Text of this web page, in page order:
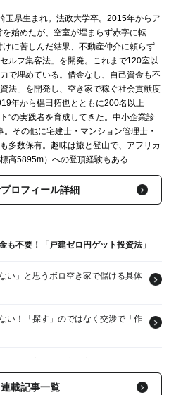
玉県生まれ。法政大学卒。2015年からア
を始めたが、空室が埋まらず赤字に転
けに苦しんだ結果、不動産仲介に頼らず
ルフ集客法」を開発。これまで120室以
で埋めている。借金なし、自己資金も不
法」を開発し、空き家で稼ぐ社会貢献度
年から椙田拓也とともに200名以上
”の実践者を育成してきた。中小企業診
その他に宅建士・マンション管理士・
多数保有。趣味は旅と登山で、アフリカ
高5895m）への登頂経験もある
ロフィール詳細
も不要！「戸建ゼロ円ゲット投資法」
い」と思うボロ空き家で儲ける具体
い！「探す」のではなく交渉で「作
連載記事一覧